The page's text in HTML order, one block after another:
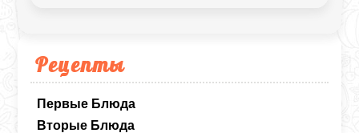
Рецепты
Первые Блюда
Вторые Блюда